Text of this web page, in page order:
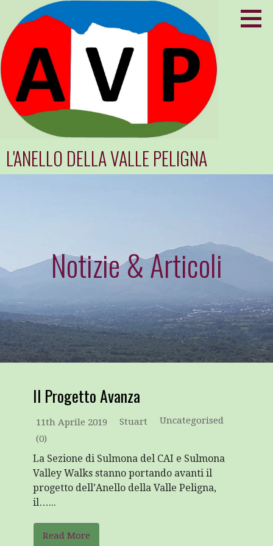
contenuto
L'ANELLO DELLA VALLE PELIGNA
Notizie & Articoli
Il Progetto Avanza
11th Aprile 2019 Stuart
Uncategorised
(0)
La Sezione di Sulmona del CAI e Sulmona
Valley Walks stanno portando avanti il
progetto dell’Anello della Valle Peligna,
il…...
Read More